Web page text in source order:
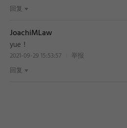
回复
JoachiMLaw
yue！
2021-09-29 15:53:57
举报
回复